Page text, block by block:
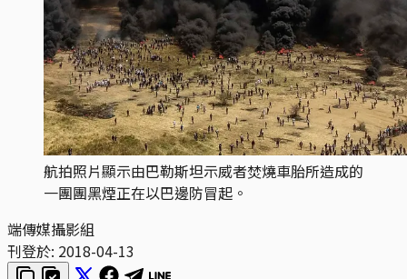
航拍照片顯示由巴勒斯坦示威者焚燒車胎所造成的
一團團黑煙正在以巴邊防冒起。
端傳媒攝影組
刊登於: 2018-04-13